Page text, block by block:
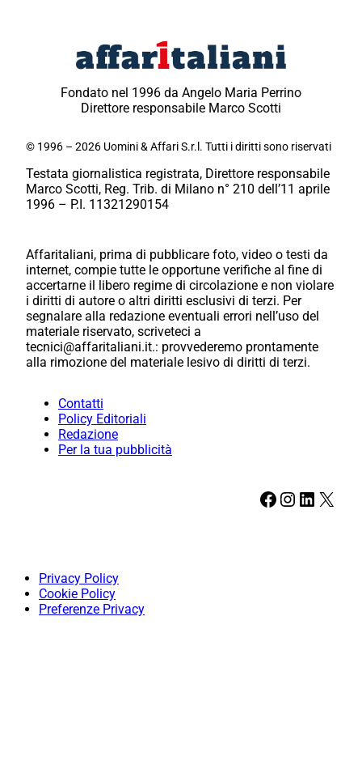
Fondato nel 1996 da Angelo Maria Perrino
Direttore responsabile Marco Scotti
© 1996 – 2026 Uomini & Affari S.r.l. Tutti i diritti sono riservati
Testata giornalistica registrata, Direttore responsabile
Marco Scotti, Reg. Trib. di Milano n° 210 dell’11 aprile
1996 – P.I. 11321290154
Affaritaliani, prima di pubblicare foto, video o testi da
internet, compie tutte le opportune verifiche al fine di
accertarne il libero regime di circolazione e non violare
i diritti di autore o altri diritti esclusivi di terzi. Per
segnalare alla redazione eventuali errori nell’uso del
materiale riservato, scriveteci a
tecnici@affaritaliani.it.: provvederemo prontamente
alla rimozione del materiale lesivo di diritti di terzi.
Contatti
Policy Editoriali
Redazione
Per la tua pubblicità
Facebook Instagram LinkedIn X
Privacy Policy
Cookie Policy
Preferenze Privacy